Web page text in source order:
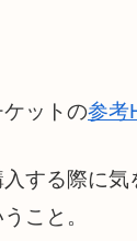
ットの参考
する際に
こと。